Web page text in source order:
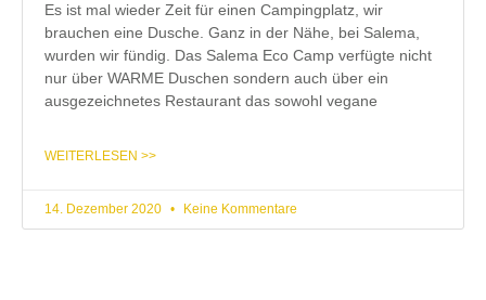
Es ist mal wieder Zeit für einen Campingplatz, wir
brauchen eine Dusche. Ganz in der Nähe, bei Salema,
wurden wir fündig. Das Salema Eco Camp verfügte nicht
nur über WARME Duschen sondern auch über ein
ausgezeichnetes Restaurant das sowohl vegane
WEITERLESEN >>
14. Dezember 2020 Keine Kommentare